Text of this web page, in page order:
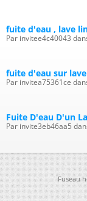
fuite d'eau , lave
Par invitee4c40043
fuite d'eau sur
Par invitea75361ce
Fuite D'eau D'un
Par invite3eb46aa5
Fuseau